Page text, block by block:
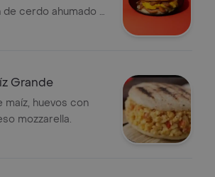
de cerdo ahumado y
Grande
huevos con
mozzarella.